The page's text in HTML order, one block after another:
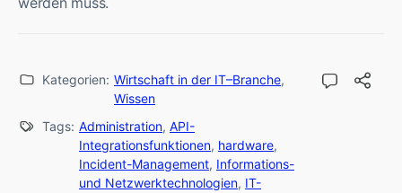
Kategorien: Wirtschaft in der IT–Branche,
Wissen
Tags: Administration, API-
Integrationsfunktionen, hardware,
Incident-Management, Informations-
und Netzwerktechnologien, IT-